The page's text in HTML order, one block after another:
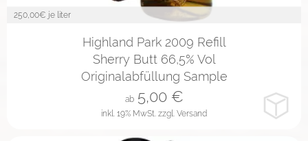
250,00€ je liter
Highland Park 2009 Refill
Sherry Butt 66,5% Vol
Originalabfüllung Sample
inkl. 19% MwSt. zzgl. Versand
ab 5,00€